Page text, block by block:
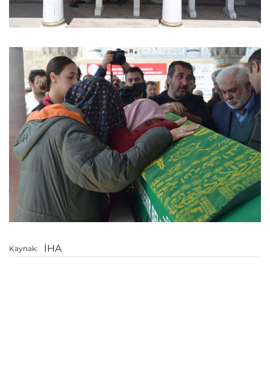
Kaynak: İHA